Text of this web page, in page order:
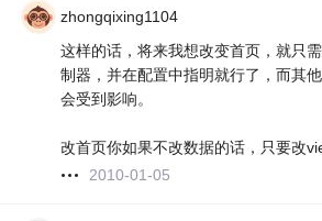
zhongqixing1104
这样的话，将来我想改变首页，就只
制器，并在配置中指明就行了，而其
会受到影响。
改首页你如果不改数据的话，只要改
2010-01-05